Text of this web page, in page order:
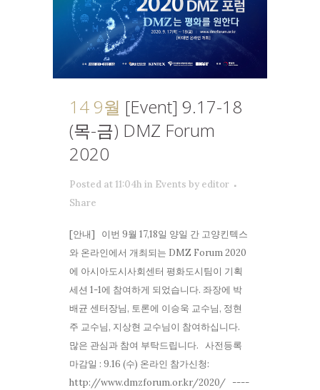
14 9월 [Event] 9.17-18
(목-금) DMZ Forum
2020
Posted at 11:04h in Events by editor
Share
[안내] 이번 9월 17,18일 양일 간 고양킨텍스
와 온라인에서 개최되는 DMZ Forum 2020
에 아시아도시사회센터 평화도시팀이 기획
세션 1-1에 참여하게 되었습니다. 좌장에 박
배균 센터장님, 토론에 이승욱 교수님, 정현
주 교수님, 지상현 교수님이 참여하십니다.
많은 관심과 참여 부탁드립니다. 사전등록
마감일 : 9.16 (수) 온라인 참가신청:
http://www.dmzforum.or.kr/2020/ ----